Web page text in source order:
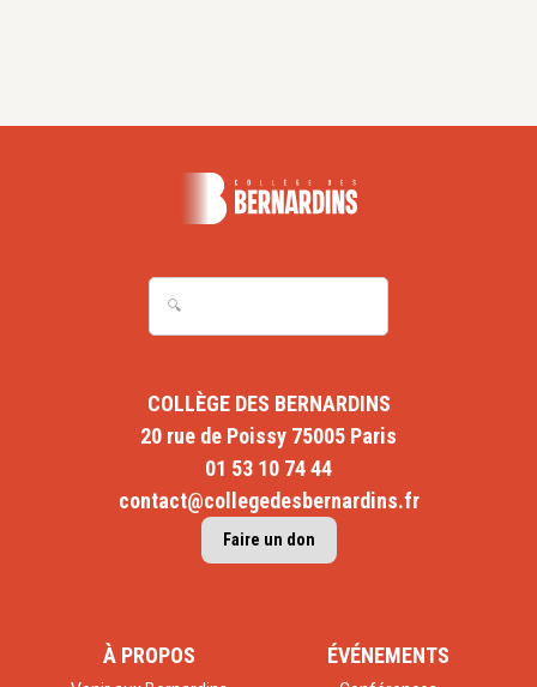
COLLÈGE DES BERNARDINS
20 rue de Poissy 75005 Paris
01 53 10 74 44
contact@collegedesbernardins.fr
Faire un don
À PROPOS ÉVÉNEMENTS